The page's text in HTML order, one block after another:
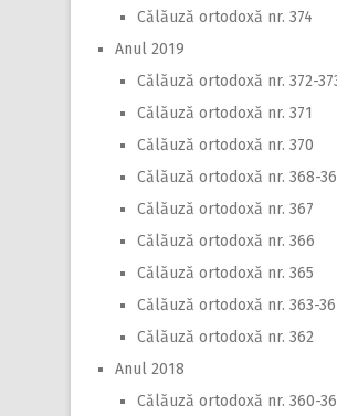
Călăuză ortodoxă nr. 374
Anul 2019
Călăuză ortodoxă nr. 372-
Călăuză ortodoxă nr. 371
Călăuză ortodoxă nr. 370
Călăuză ortodoxă nr. 368-
Călăuză ortodoxă nr. 367
Călăuză ortodoxă nr. 366
Călăuză ortodoxă nr. 365
Călăuză ortodoxă nr. 363-
Călăuză ortodoxă nr. 362
Anul 2018
Călăuză ortodoxă nr. 360-